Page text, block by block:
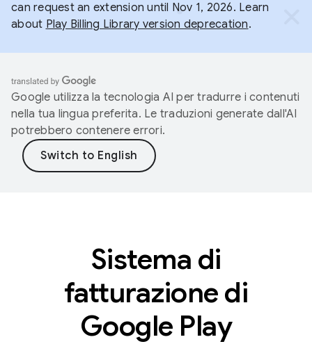
can request an extension until Nov 1, 2026. Learn
about Play Billing Library version deprecation.
Google utilizza la tecnologia AI per tradurre i contenuti
nella tua lingua preferita. Le traduzioni generate dall'AI
potrebbero contenere errori.
Sistema di
fatturazione di
Google Play